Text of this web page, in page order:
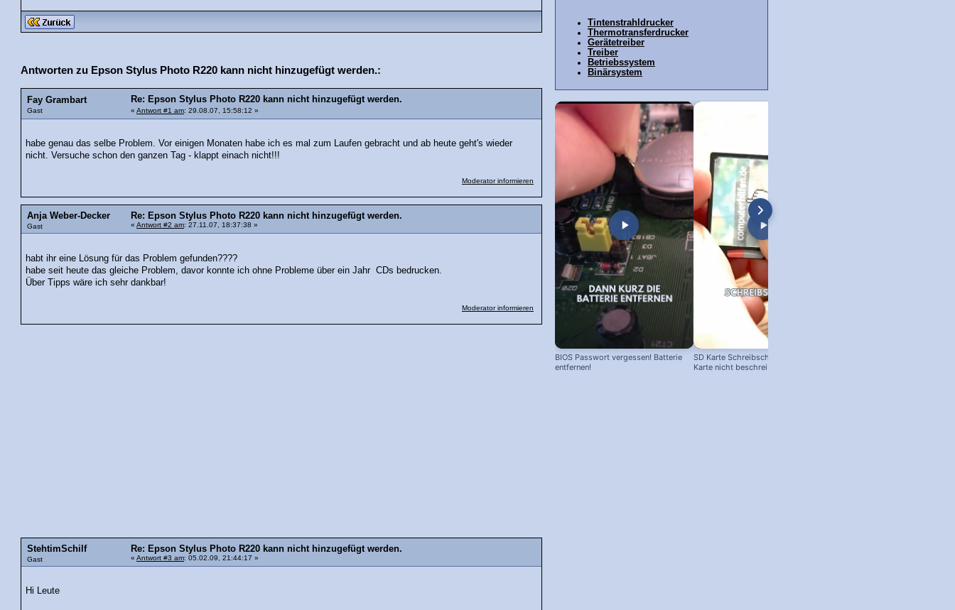
Antworten zu Epson Stylus Photo R220 kann nicht hinzugefügt werden.:
Fay Grambart
Gast
Re: Epson Stylus Photo R220 kann nicht hinzugefügt werden.
« Antwort #1 am: 29.08.07, 15:58:12 »
habe genau das selbe Problem. Vor einigen Monaten habe ich es mal zum Laufen gebracht und ab heute geht's wieder
nicht. Versuche schon den ganzen Tag - klappt einach nicht!!!
Moderator informieren
Anja Weber-Decker
Gast
Re: Epson Stylus Photo R220 kann nicht hinzugefügt werden.
« Antwort #2 am: 27.11.07, 18:37:38 »
habt ihr eine Lösung für das Problem gefunden????
habe seit heute das gleiche Problem, davor konnte ich ohne Probleme über ein Jahr CDs bedrucken.
Über Tipps wäre ich sehr dankbar!
Moderator informieren
StehtimSchilf
Gast
Re: Epson Stylus Photo R220 kann nicht hinzugefügt werden.
« Antwort #3 am: 05.02.09, 21:44:17 »
Hi Leute
Tintenstrahldrucker
Thermotransferdrucker
Gerätetreiber
Treiber
Betriebssystem
Binärsystem
BIOS Passwort vergessen! Batterie
entfernen!
SD Karte Schreibschutz austricksen:
Karte nicht beschreibbar?